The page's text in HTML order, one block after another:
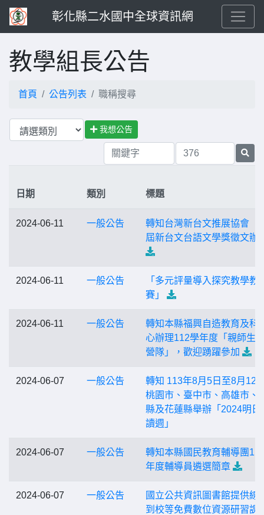
彰化縣二水國中全球資訊網
教學組長公告
首頁 公告列表 職稱搜尋
我想公告
日期 類別 標題
2024-06-11 一般公告
轉知台灣新台文推展協會「
屆新台文台語文學獎徵文辦
2024-06-11 一般公告
「多元評量導入探究教學教
賽」
2024-06-11 一般公告
轉知本縣福興自造教育及科
心辦理112學年度「親師生
營隊」，歡迎踴躍參加
2024-06-07 一般公告
轉知 113年8月5日至8月12
桃園市、臺中市、高雄市、
縣及花蓮縣舉辦「2024明日
讀週」
2024-06-07 一般公告
轉知本縣國民教育輔導團
年度輔導員遴選簡章
2024-06-07 一般公告
國立公共資訊圖書館提供線
到校等免費數位資源研習課